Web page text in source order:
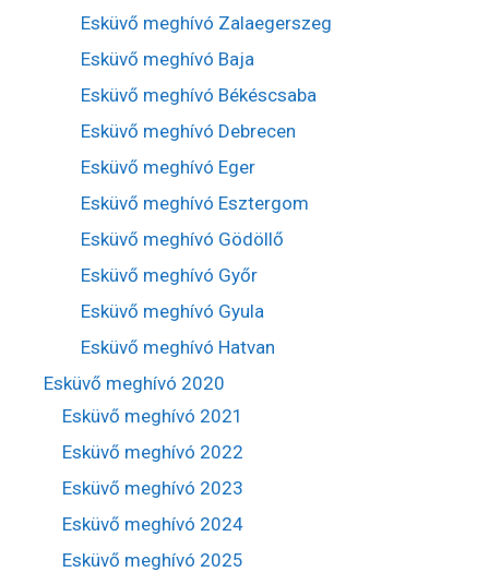
Esküvő meghívó Zalaegerszeg
Esküvő meghívó Baja
Esküvő meghívó Békéscsaba
Esküvő meghívó Debrecen
Esküvő meghívó Eger
Esküvő meghívó Esztergom
Esküvő meghívó Gödöllő
Esküvő meghívó Győr
Esküvő meghívó Gyula
Esküvő meghívó Hatvan
Esküvő meghívó 2020
Esküvő meghívó 2021
Esküvő meghívó 2022
Esküvő meghívó 2023
Esküvő meghívó 2024
Esküvő meghívó 2025